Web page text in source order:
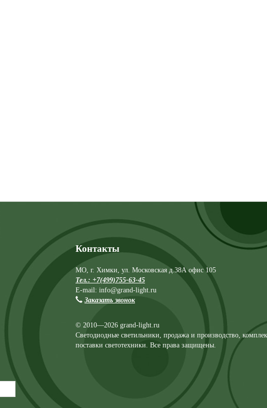
Контакты
МО, г. Химки, ул. Московская д.38А офис 105
Тел.: +7(499)755-63-45
E-mail: info@grand-light.ru
Заказать звонок
© 2010—2026 grand-light.ru
Светодиодные светильники, продажа и производство,
поставки светотехники. Все права защищены.